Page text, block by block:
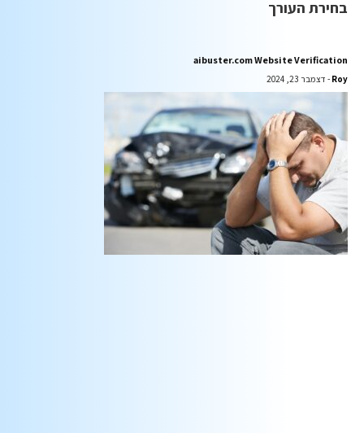
בחירת העורך
aibuster.com Website Verification
Roy דצמבר 23, 2024